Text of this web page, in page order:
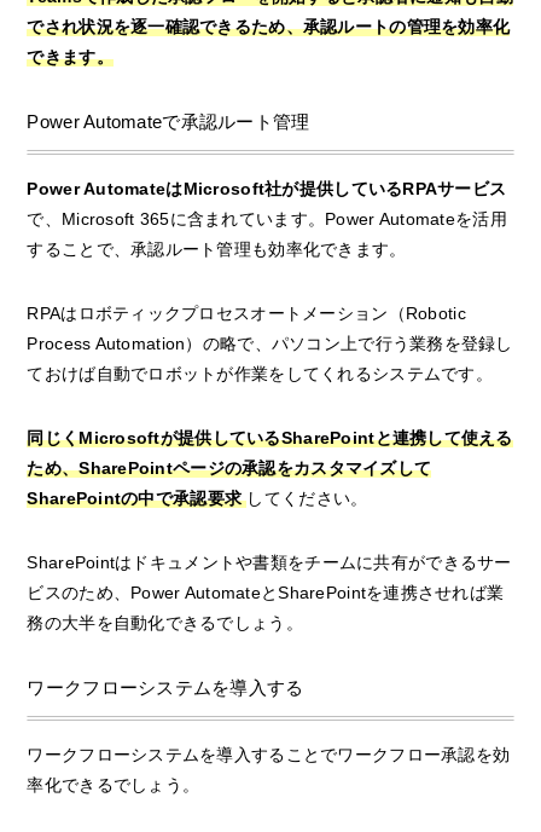
でされ状況を逐一確認できるため、承認ルートの管理を効率化
できます。
Power Automateで承認ルート管理
Power AutomateはMicrosoft社が提供しているRPAサービス
で、Microsoft 365に含まれています。Power Automateを活用
することで、承認ルート管理も効率化できます。
RPAはロボティックプロセスオートメーション（Robotic
Process Automation）の略で、パソコン上で行う業務を登録し
ておけば自動でロボットが作業をしてくれるシステムです。
同じくMicrosoftが提供しているSharePointと連携して使える
ため、SharePointページの承認をカスタマイズして
SharePointの中で承認要求してください。
SharePointはドキュメントや書類をチームに共有ができるサー
ビスのため、Power AutomateとSharePointを連携させれば業
務の大半を自動化できるでしょう。
ワークフローシステムを導入する
ワークフローシステムを導入することでワークフロー承認を効
率化できるでしょう。